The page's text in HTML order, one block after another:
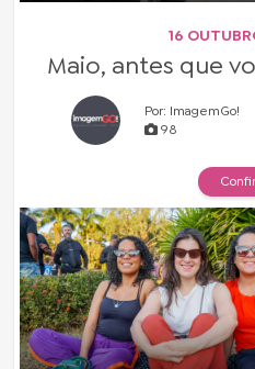
16
Maio, antes que
Por: ImagemGo!
98